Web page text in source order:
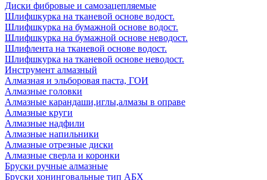
Диски фибровые и самозацепляемые
Шлифшкурка на тканевой основе водост.
Шлифшкурка на бумажной основе водост.
Шлифшкурка на бумажной основе неводост.
Шлифлента на тканевой основе водост.
Шлифшкурка на тканевой основе неводост.
Инструмент алмазный
Алмазная и эльборовая паста, ГОИ
Алмазные головки
Алмазные карандаши,иглы,алмазы в оправе
Алмазные круги
Алмазные надфили
Алмазные напильники
Алмазные отрезные диски
Алмазные сверла и коронки
Бруски ручные алмазные
Бруски хонинговальные тип АБХ